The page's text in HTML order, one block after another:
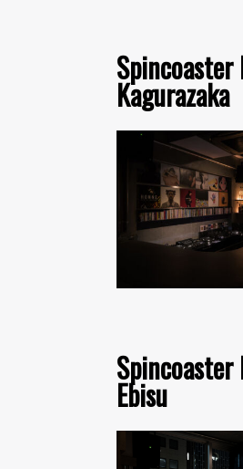
Kagurazaka
Ebisu